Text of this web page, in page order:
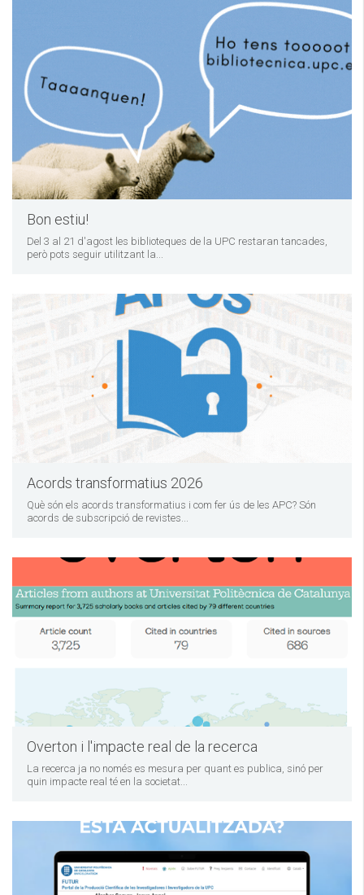
Bon estiu!
Del 3 al 21 d'agost les biblioteques de la UPC restaran tancades,
però pots seguir utilitzant la...
Acords transformatius 2026
Què són els acords transformatius i com fer ús de les APC? Són
acords de subscripció de revistes...
Overton i l'impacte real de la recerca
La recerca ja no només es mesura per quant es publica, sinó per
quin impacte real té en la societat...